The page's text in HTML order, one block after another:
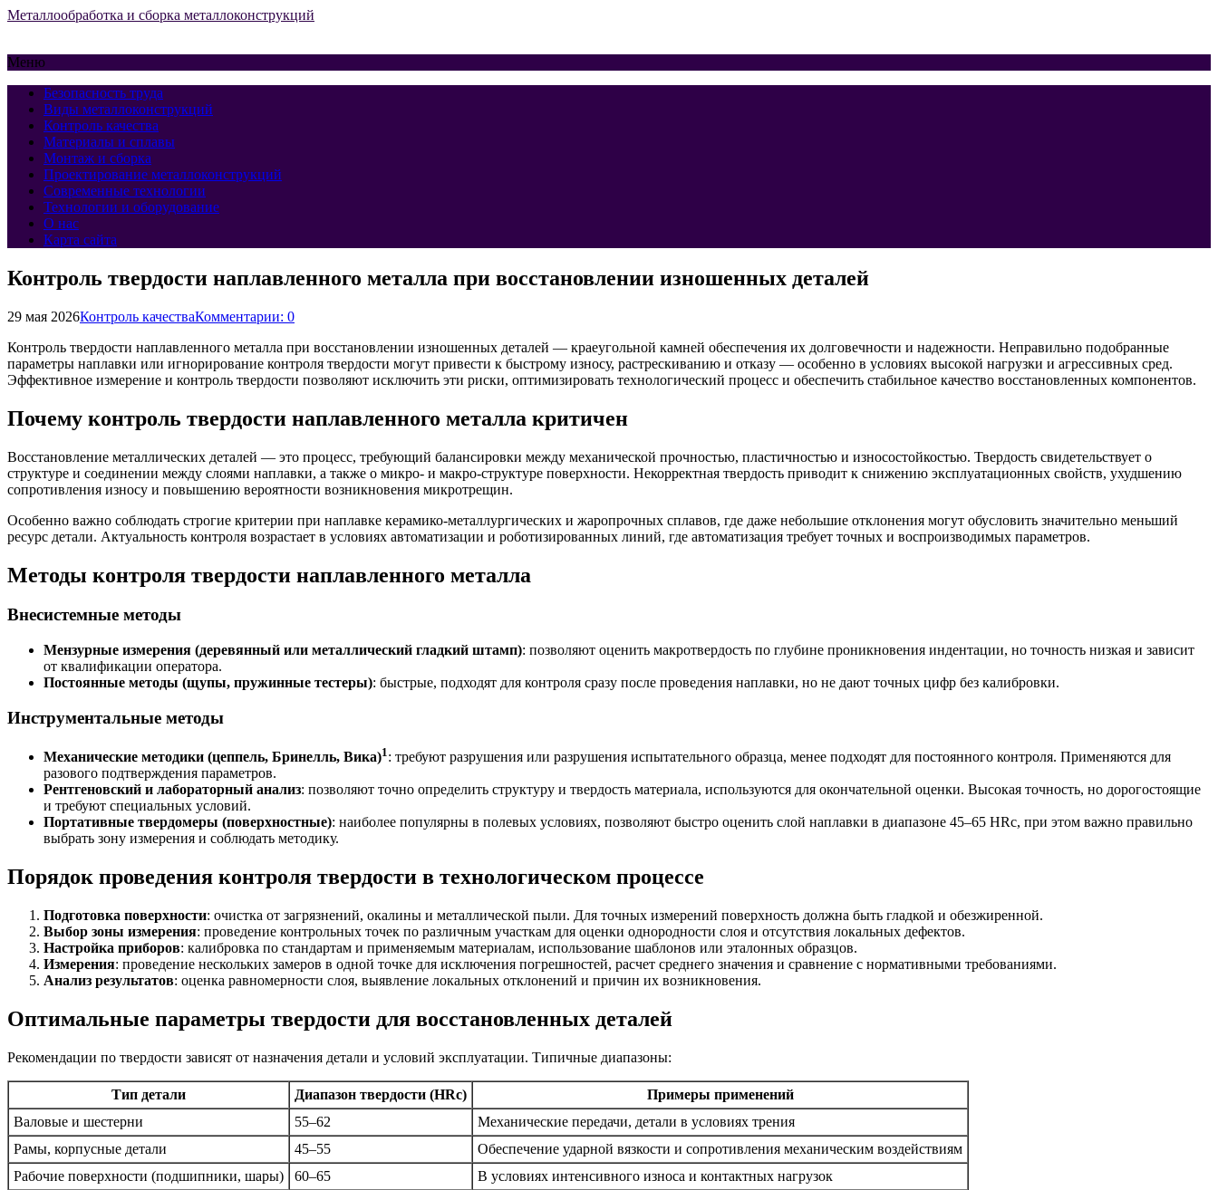
Металлообработка и сборка металлоконструкций
Меню
Безопасность труда
Виды металлоконструкций
Контроль качества
Материалы и сплавы
Монтаж и сборка
Проектирование металлоконструкций
Современные технологии
Технологии и оборудование
О нас
Карта сайта
Контроль твердости наплавленного металла при восстановлении изношенных деталей
29 мая 2026Контроль качестваКомментарии: 0
Контроль твердости наплавленного металла при восстановлении изношенных деталей — краеугольной камней обеспечения их долговечности и надежности. Неправильно подобранные
параметры наплавки или игнорирование контроля твердости могут привести к быстрому износу, растрескиванию и отказу — особенно в условиях высокой нагрузки и агрессивных сред.
Эффективное измерение и контроль твердости позволяют исключить эти риски, оптимизировать технологический процесс и обеспечить стабильное качество восстановленных компонентов.
Почему контроль твердости наплавленного металла критичен
Восстановление металлических деталей — это процесс, требующий балансировки между механической прочностью, пластичностью и износостойкостью. Твердость свидетельствует о
структуре и соединении между слоями наплавки, а также о микро- и макро-структуре поверхности. Некорректная твердость приводит к снижению эксплуатационных свойств, ухудшению
сопротивления износу и повышению вероятности возникновения микротрещин.
Особенно важно соблюдать строгие критерии при наплавке керамико-металлургических и жаропрочных сплавов, где даже небольшие отклонения могут обусловить значительно меньший
ресурс детали. Актуальность контроля возрастает в условиях автоматизации и роботизированных линий, где автоматизация требует точных и воспроизводимых параметров.
Методы контроля твердости наплавленного металла
Внесистемные методы
Мензурные измерения (деревянный или металлический гладкий штамп): позволяют оценить макротвердость по глубине проникновения индентации, но точность низкая и зависит
от квалификации оператора.
Постоянные методы (щупы, пружинные тестеры): быстрые, подходят для контроля сразу после проведения наплавки, но не дают точных цифр без калибровки.
Инструментальные методы
Механические методики (цеппель, Бринелль, Вика)1 : требуют разрушения или разрушения испытательного образца, менее подходят для постоянного контроля. Применяются для
разового подтверждения параметров.
Рентгеновский и лабораторный анализ: позволяют точно определить структуру и твердость материала, используются для окончательной оценки. Высокая точность, но дорогостоящие
и требуют специальных условий.
Портативные твердомеры (поверхностные): наиболее популярны в полевых условиях, позволяют быстро оценить слой наплавки в диапазоне 45–65 HRc, при этом важно правильно
выбрать зону измерения и соблюдать методику.
Порядок проведения контроля твердости в технологическом процессе
Подготовка поверхности: очистка от загрязнений, окалины и металлической пыли. Для точных измерений поверхность должна быть гладкой и обезжиренной.
Выбор зоны измерения: проведение контрольных точек по различным участкам для оценки однородности слоя и отсутствия локальных дефектов.
Настройка приборов: калибровка по стандартам и применяемым материалам, использование шаблонов или эталонных образцов.
Измерения: проведение нескольких замеров в одной точке для исключения погрешностей, расчет среднего значения и сравнение с нормативными требованиями.
Анализ результатов: оценка равномерности слоя, выявление локальных отклонений и причин их возникновения.
Оптимальные параметры твердости для восстановленных деталей
Рекомендации по твердости зависят от назначения детали и условий эксплуатации. Типичные диапазоны:
Тип детали Диапазон твердости (HRc)
Примеры применений
Валовые и шестерни
55–62
Механические передачи, детали в условиях трения
Рамы, корпусные детали
45–55
Обеспечение ударной вязкости и сопротивления механическим воздействиям
Рабочие поверхности (подшипники, шары)
60–65 В условиях интенсивного износа и контактных нагрузок